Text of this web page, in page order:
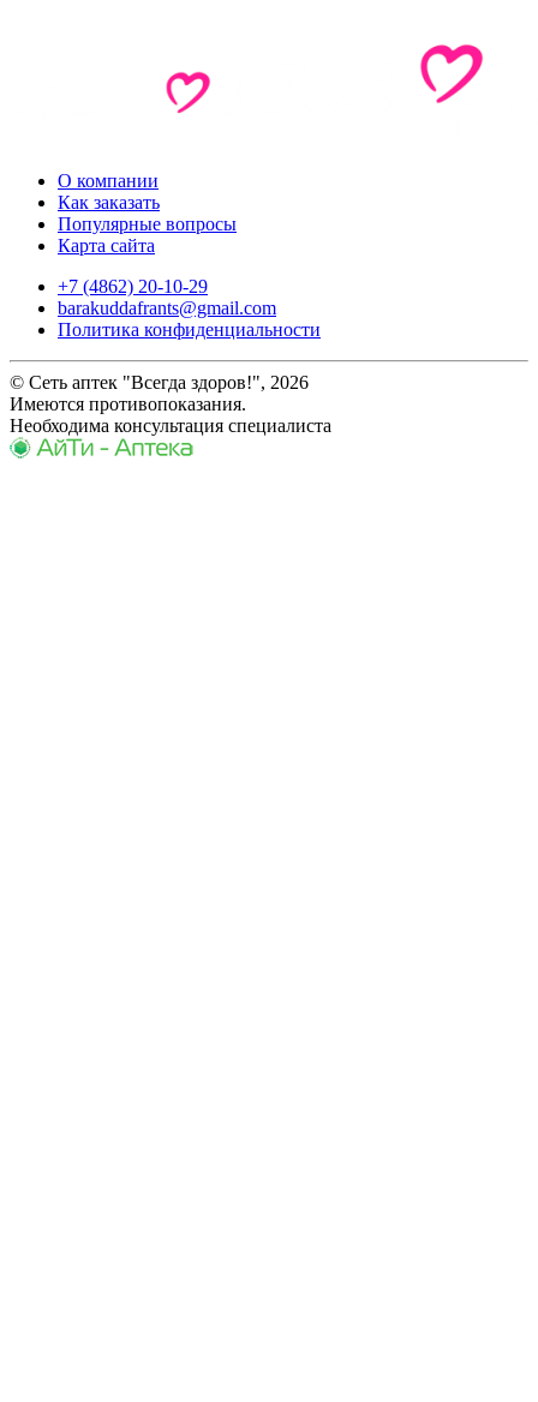
О компании
Как заказать
Популярные вопросы
Карта сайта
+7 (4862) 20-10-29
barakuddafrants@gmail.com
Политика конфиденциальности
© Сеть аптек "Всегда здоров!", 2026
Имеются противопоказания.
Необходима консультация специалиста